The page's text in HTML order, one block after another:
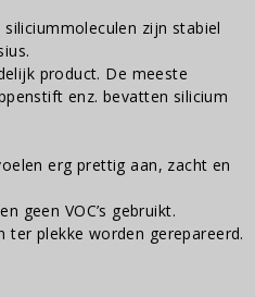
zijn stabiel
product. De meeste
enz. bevatten silicium
erg prettig aan, zacht en
geen VOC’s gebruikt.
ter plekke worden gerepareerd.